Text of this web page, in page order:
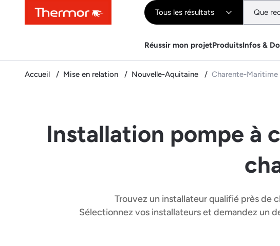
ContenuMenuRecherche Tous les résultats
Réussir mon projetProduitsInfos &
Accueil Mise en relation Nouvelle-Aquitaine Charente-Maritime
Installation pompe à
Trouvez un installateur qualifié près de
Sélectionnez vos installateurs et demandez un